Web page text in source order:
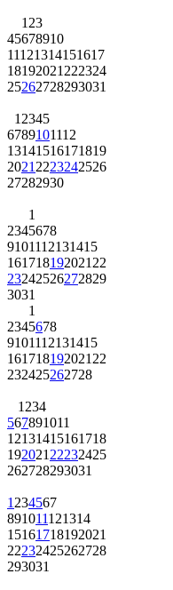
1 23
45678910
11121314151617
18192021 222324
25262728293031
1 2345
6789101112
13141516171819
2021 2223242526
27282930
1
2345678
9101112131415
161718192021 22
23242526272829
3031
1
2345678
9101112131415
161718192021 22
232425262728
1 234
567891011
12131415161718
192021 22232425
262728293031
1 234567
891011121314
15161718192021
22232425262728
293031